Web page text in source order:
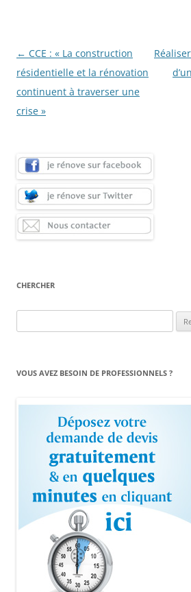
Navigation
des
articles
← CCE : « La construction
résidentielle et la rénovation
continuent à traverser une
crise »
CHERCHER
VOUS AVEZ BESOIN DE PROFESSIONNELS ?